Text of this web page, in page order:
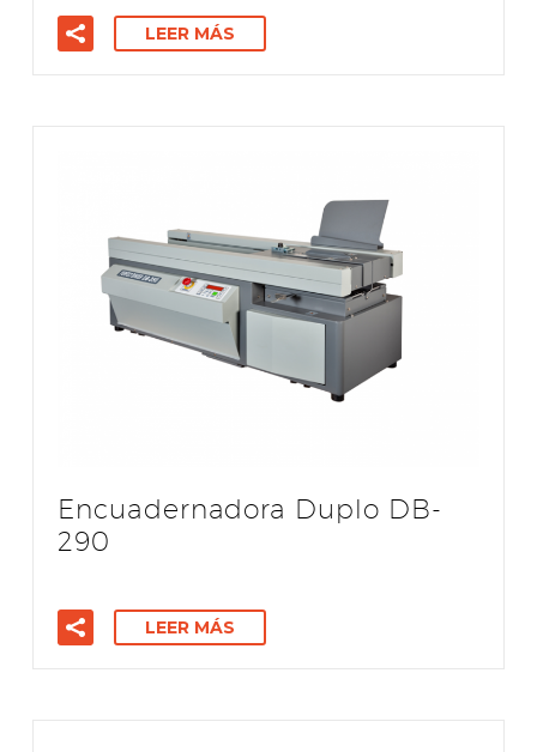
LEER MÁS
Encuadernadora Duplo DB-
290
LEER MÁS